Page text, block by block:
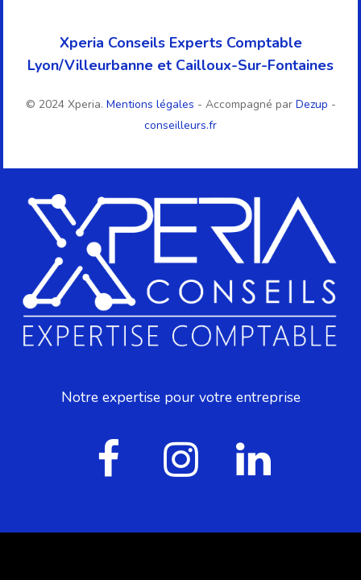
Notre expertise pour votre entreprise
Xperia Conseils Experts Comptable
Lyon/Villeurbanne et Cailloux-Sur-Fontaines
© 2024 Xperia. Mentions légales - Accompagné par Dezup -
conseilleurs.fr